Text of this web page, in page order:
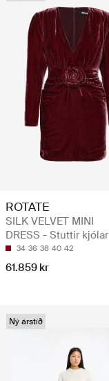
ROTATE
SILK VELVET MINI
DRESS - Stuttir kjólar
34 36 38 40 42
61.859 kr
Ný árstíð